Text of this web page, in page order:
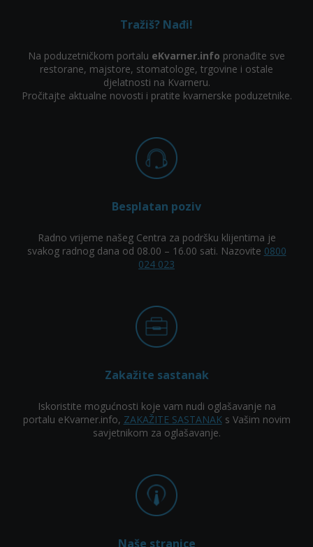
Tražiš? Nađi!
Na poduzetničkom portalu eKvarner.info pronađite sve
restorane, majstore, stomatologe, trgovine i ostale
djelatnosti na Kvarneru.
Pročitajte aktualne novosti i pratite kvarnerske poduzetnike.
Besplatan poziv
Radno vrijeme našeg Centra za podršku klijentima je
svakog radnog dana od 08.00 – 16.00 sati. Nazovite 0800
024 023
Zakažite sastanak
Iskoristite mogućnosti koje vam nudi oglašavanje na
portalu eKvarner.info, ZAKAŽITE SASTANAKs Vašim novim
savjetnikom za oglašavanje.
Naše stranice